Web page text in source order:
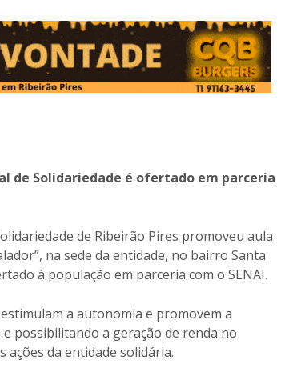
de Solidariedade é ofertado em parceria
de Ribeirão Pires promoveu aula
na sede da entidade, no bairro Santa
à população em parceria com o SENAI.
a autonomia e promovem a
possibilitando a geração de renda no
da entidade solidária.